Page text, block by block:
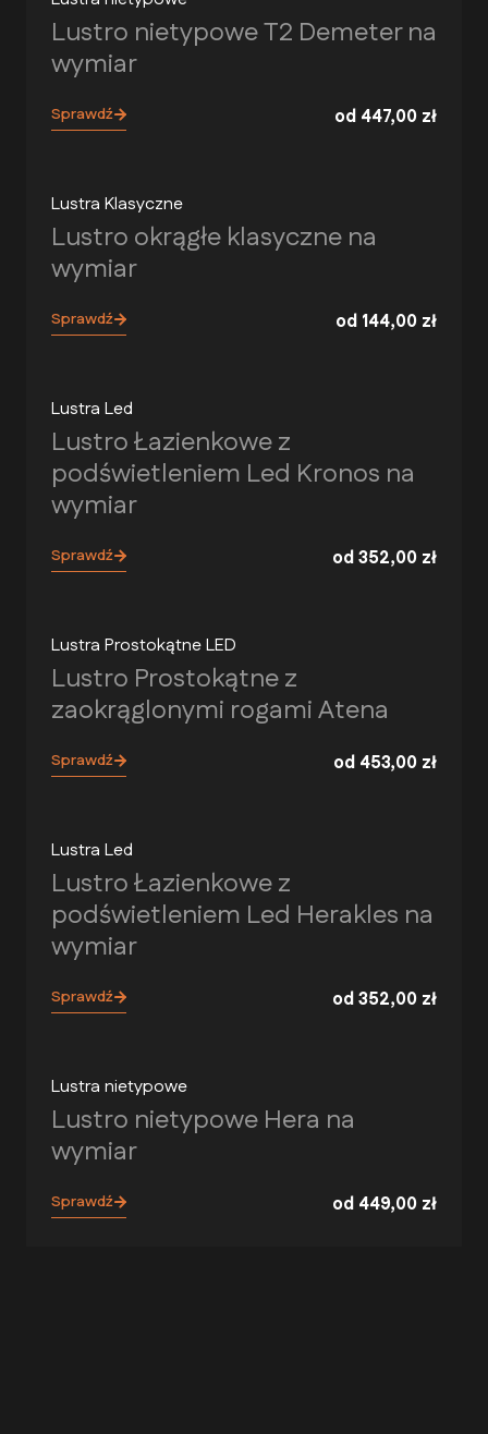
Lustro nietypowe T2 Demeter na
wymiar
Sprawdź od 447,00 zł
Lustra Klasyczne
Lustro okrągłe klasyczne na
wymiar
Sprawdź od 144,00 zł
Lustra Led
Lustro Łazienkowe z
podświetleniem Led Kronos na
wymiar
Sprawdź od352,00 zł
Lustra Prostokątne LED
Lustro Prostokątne z
zaokrąglonymi rogami Atena
Sprawdź od 453,00 zł
Lustra Led
Lustro Łazienkowe z
podświetleniem Led Herakles na
wymiar
Sprawdź od352,00 zł
Lustra nietypowe
Lustro nietypowe Hera na
wymiar
Sprawdź od 449,00 zł